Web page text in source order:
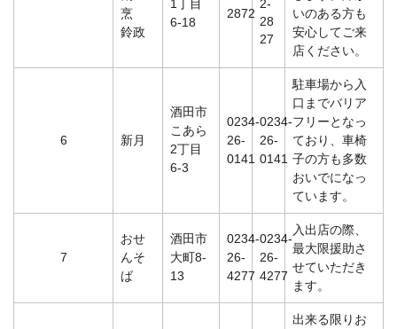
烹
鈴政
1丁目
6-18
2872
2-
28
27
いのある方も
安心してご来
店ください。
6 新月
酒田市
こあら
2丁目
6-3
0234-
26-
0141
0234-
26-
0141
駐車場から入
口までバリア
フリーとなっ
ており、車椅
子の方も多数
おいでになっ
ています。
7
おせ
んそ
ば
酒田市
大町8-
13
0234-
26-
4277
0234-
26-
4277
入出店の際、
最大限援助さ
せていただき
ます。
出来る限りお